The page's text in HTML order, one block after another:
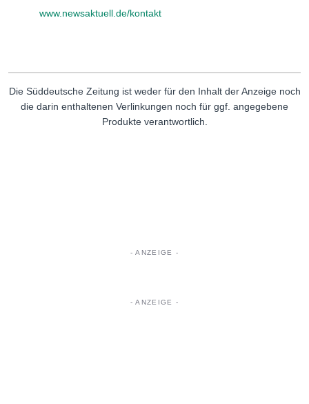
www.newsaktuell.de/kontakt
Die Süddeutsche Zeitung ist weder für den Inhalt der Anzeige noch
die darin enthaltenen Verlinkungen noch für ggf. angegebene
Produkte verantwortlich.